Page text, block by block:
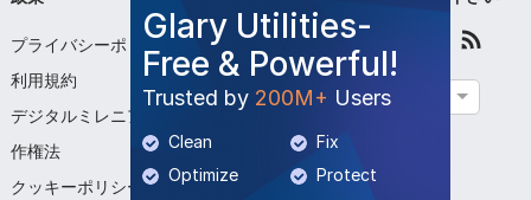
Glary Utilities-
Free & Powerful!
Trusted by 200M+ Users
Clean
Fix
Optimize
Protect
プライバシーポリシー
利用規約
デジタルミレニアム著
作権法
クッキーポリシー
私たちについて
お問い合わせください
プログラムを提出する
日本語